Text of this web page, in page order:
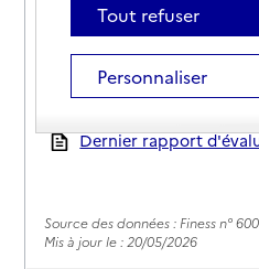
03 44 36 72 96
Contact
Rapport HAS
Dernier rapport
Source des données : Finess n°
Mis à jour le : 20/05/2026
Tout refuser
Personnaliser